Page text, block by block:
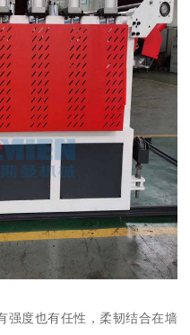
强度也有任性，柔韧结合在墙